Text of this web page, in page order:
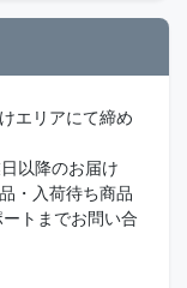
エリアにて締め
以降のお届け
・入荷待ち商品
トまでお問い合